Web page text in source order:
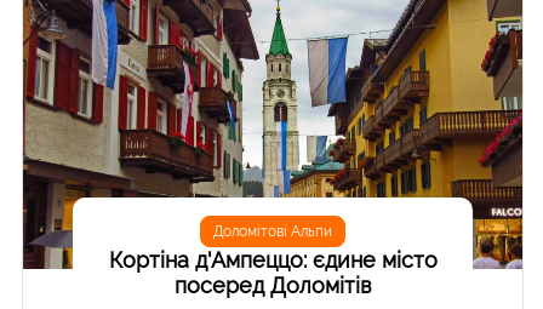
Доломітові Альпи
Кортіна д'Ампеццо: єдине місто
посеред Доломітів